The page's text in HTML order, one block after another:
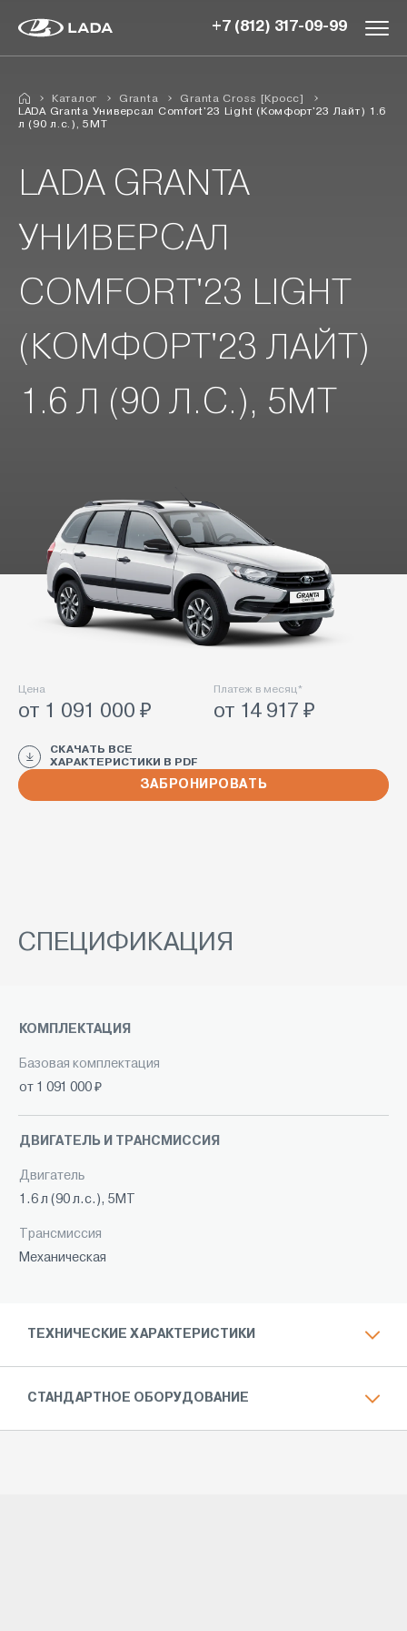
+7 (812) 317-09-99
Каталог Granta
Granta Cross [Кросс]
LADA Granta Универсал Comfort'23 Light (Комфорт'23 Лайт) 1.6
л (90 л.с.), 5МТ
LADA GRANTA
УНИВЕРСАЛ
COMFORT'23 LIGHT
(КОМФОРТ'23 ЛАЙТ)
1.6 Л (90 Л.С.), 5МТ
Цена
от 1 091 000 ₽
Платеж в месяц*
от 14 917 ₽
СКАЧАТЬ ВСЕ
ХАРАКТЕРИСТИКИ В PDF
ЗАБРОНИРОВАТЬ
СПЕЦИФИКАЦИЯ
КОМПЛЕКТАЦИЯ
Базовая комплектация
от 1 091 000 ₽
ДВИГАТЕЛЬ И ТРАНСМИССИЯ
Двигатель
1.6 л (90 л.с.), 5МТ
Трансмиссия
Механическая
ТЕХНИЧЕСКИЕ ХАРАКТЕРИСТИКИ
СТАНДАРТНОЕ ОБОРУДОВАНИЕ